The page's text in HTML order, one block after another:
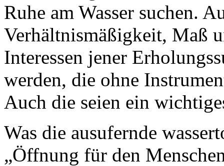
Ruhe am Wasser suchen.
Verhältnismäßigkeit, Maß
Interessen jener
werden, die ohne
Auch die seien ein
Was die ausufernde
„Öffnung für den